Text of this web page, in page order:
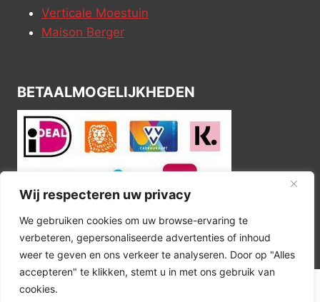
Wij respecteren uw privacy
We gebruiken cookies om uw browse-ervaring te
verbeteren, gepersonaliseerde advertenties of inhoud
weer te geven en ons verkeer te analyseren. Door op "Alles
accepteren" te klikken, stemt u in met ons gebruik van
cookies.
Verticale Moestuin
Maison Berger
BETAALMOGELIJKHEDEN